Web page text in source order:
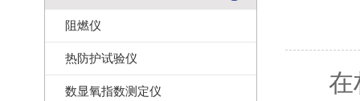
在材
阻燃仪
热防护试验仪
数显氧指数测定仪